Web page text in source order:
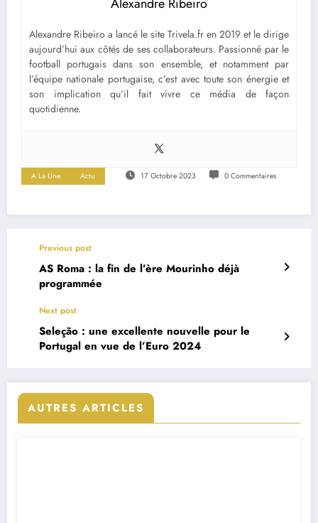
Alexandre Ribeiro a lancé le site Trivela.fr en 2019 et le dirige
aujourd’hui aux côtés de ses collaborateurs. Passionné par le
football portugais dans son ensemble, et notamment par
l’équipe nationale portugaise, c’est avec toute son énergie et
son implication qu’il fait vivre ce média de façon
quotidienne.
A La Une Actu 17 Octobre 2023 0 Commentaires
Previous post
AS Roma : la fin de l’ère Mourinho déjà
programmée
Next post
Seleção : une excellente nouvelle pour le
Portugal en vue de l’Euro 2024
AUTRES ARTICLES